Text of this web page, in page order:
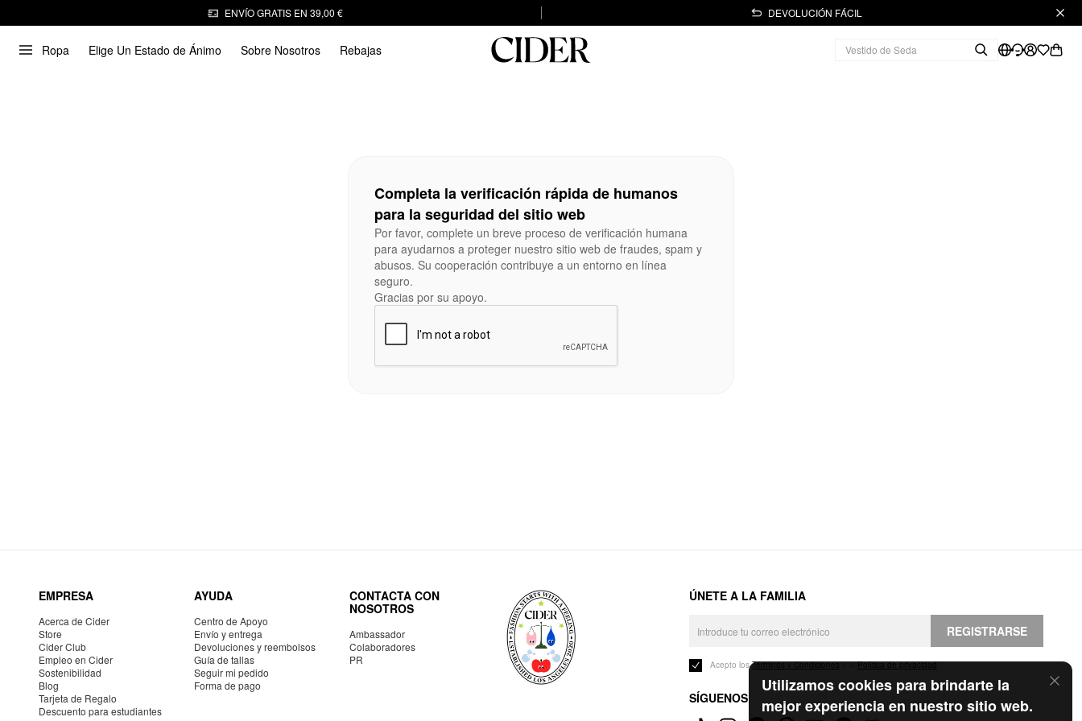
ENVÍO GRATIS EN 39,00 € DEVOLUCIÓN FÁCIL
Ropa Elige Un Estado de Ánimo Sobre Nosotros Rebajas
Utilizamos cookies para brindarte la
mejor experiencia en nuestro sitio web.
Completa la verificación rápida de humanos
para la seguridad del sitio web
Por favor, complete un breve proceso de verificación humana
para ayudarnos a proteger nuestro sitio web de fraudes, spam y
abusos. Su cooperación contribuye a un entorno en línea
seguro.
Gracias por su apoyo.
EMPRESA
Acerca de Cider
Store
Cider Club
Empleo en Cider
Sostenibilidad
Blog
Tarjeta de Regalo
Descuento para estudiantes
AYUDA
Centro de Apoyo
Envío y entrega
Devoluciones y reembolsos
Guía de tallas
Seguir mi pedido
Forma de pago
CONTACTA CON
NOSOTROS
Ambassador
Colaboradores
PR
ÚNETE A LA FAMILIA
REGISTRARSE
Acepto losTérminos y Condicionesy laPolítica de privacidad.
SÍGUENOS